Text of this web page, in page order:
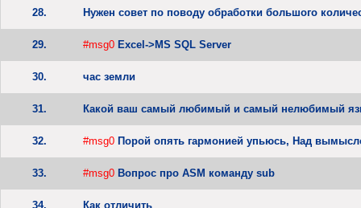
28. Нужен совет по поводу обработки большого
29. #msg0 Excel->MS SQL Server
30. час земли
31. Какой ваш самый любимый и самый нелюбимый
32. #msg0 Порой опять гармонией упьюсь, Над
33. #msg0 Вопрос про ASM команду sub
34. Как отличить